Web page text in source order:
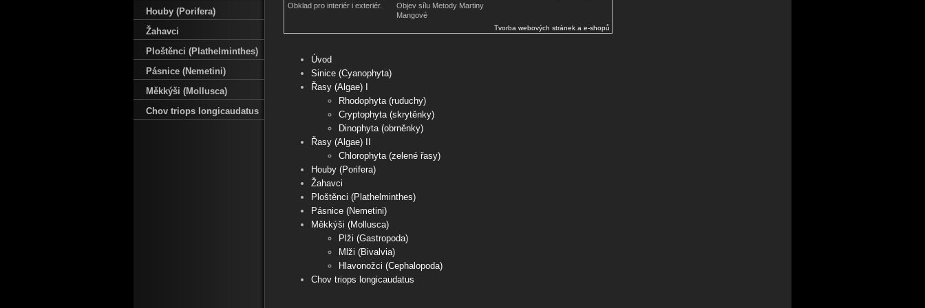
Obklad pro interiér i exteriér.
Objev sílu Metody Martiny
Mangové
Tvorba webových stránek a e-shopů
Úvod
Sinice (Cyanophyta)
Řasy (Algae) I
Rhodophyta (ruduchy)
Cryptophyta (skrytěnky)
Dinophyta (obrněnky)
Řasy (Algae) II
Chlorophyta (zelené řasy)
Houby (Porifera)
Žahavci
Ploštěnci (Plathelminthes)
Pásnice (Nemetini)
Měkkýši (Mollusca)
Plži (Gastropoda)
Mlži (Bivalvia)
Hlavonožci (Cephalopoda)
Chov triops longicaudatus
Houby (Porifera)
Žahavci
Ploštěnci (Plathelminthes)
Pásnice (Nemetini)
Měkkýši (Mollusca)
Chov triops longicaudatus